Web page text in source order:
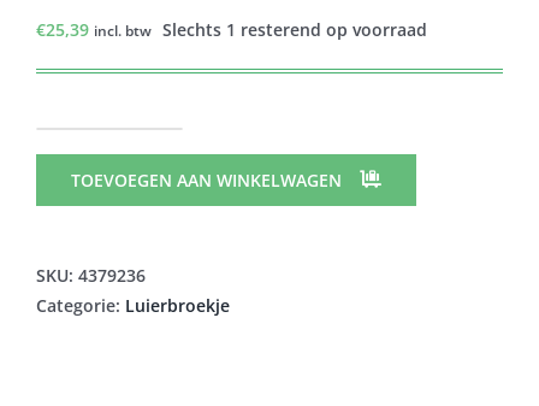
€25,39 incl. btw Slechts 1 resterend op voorraad
PROSKIN
PANTS
TOEVOEGEN AAN WINKELWAGEN
SKU: 4379236
Categorie: Luierbroekje